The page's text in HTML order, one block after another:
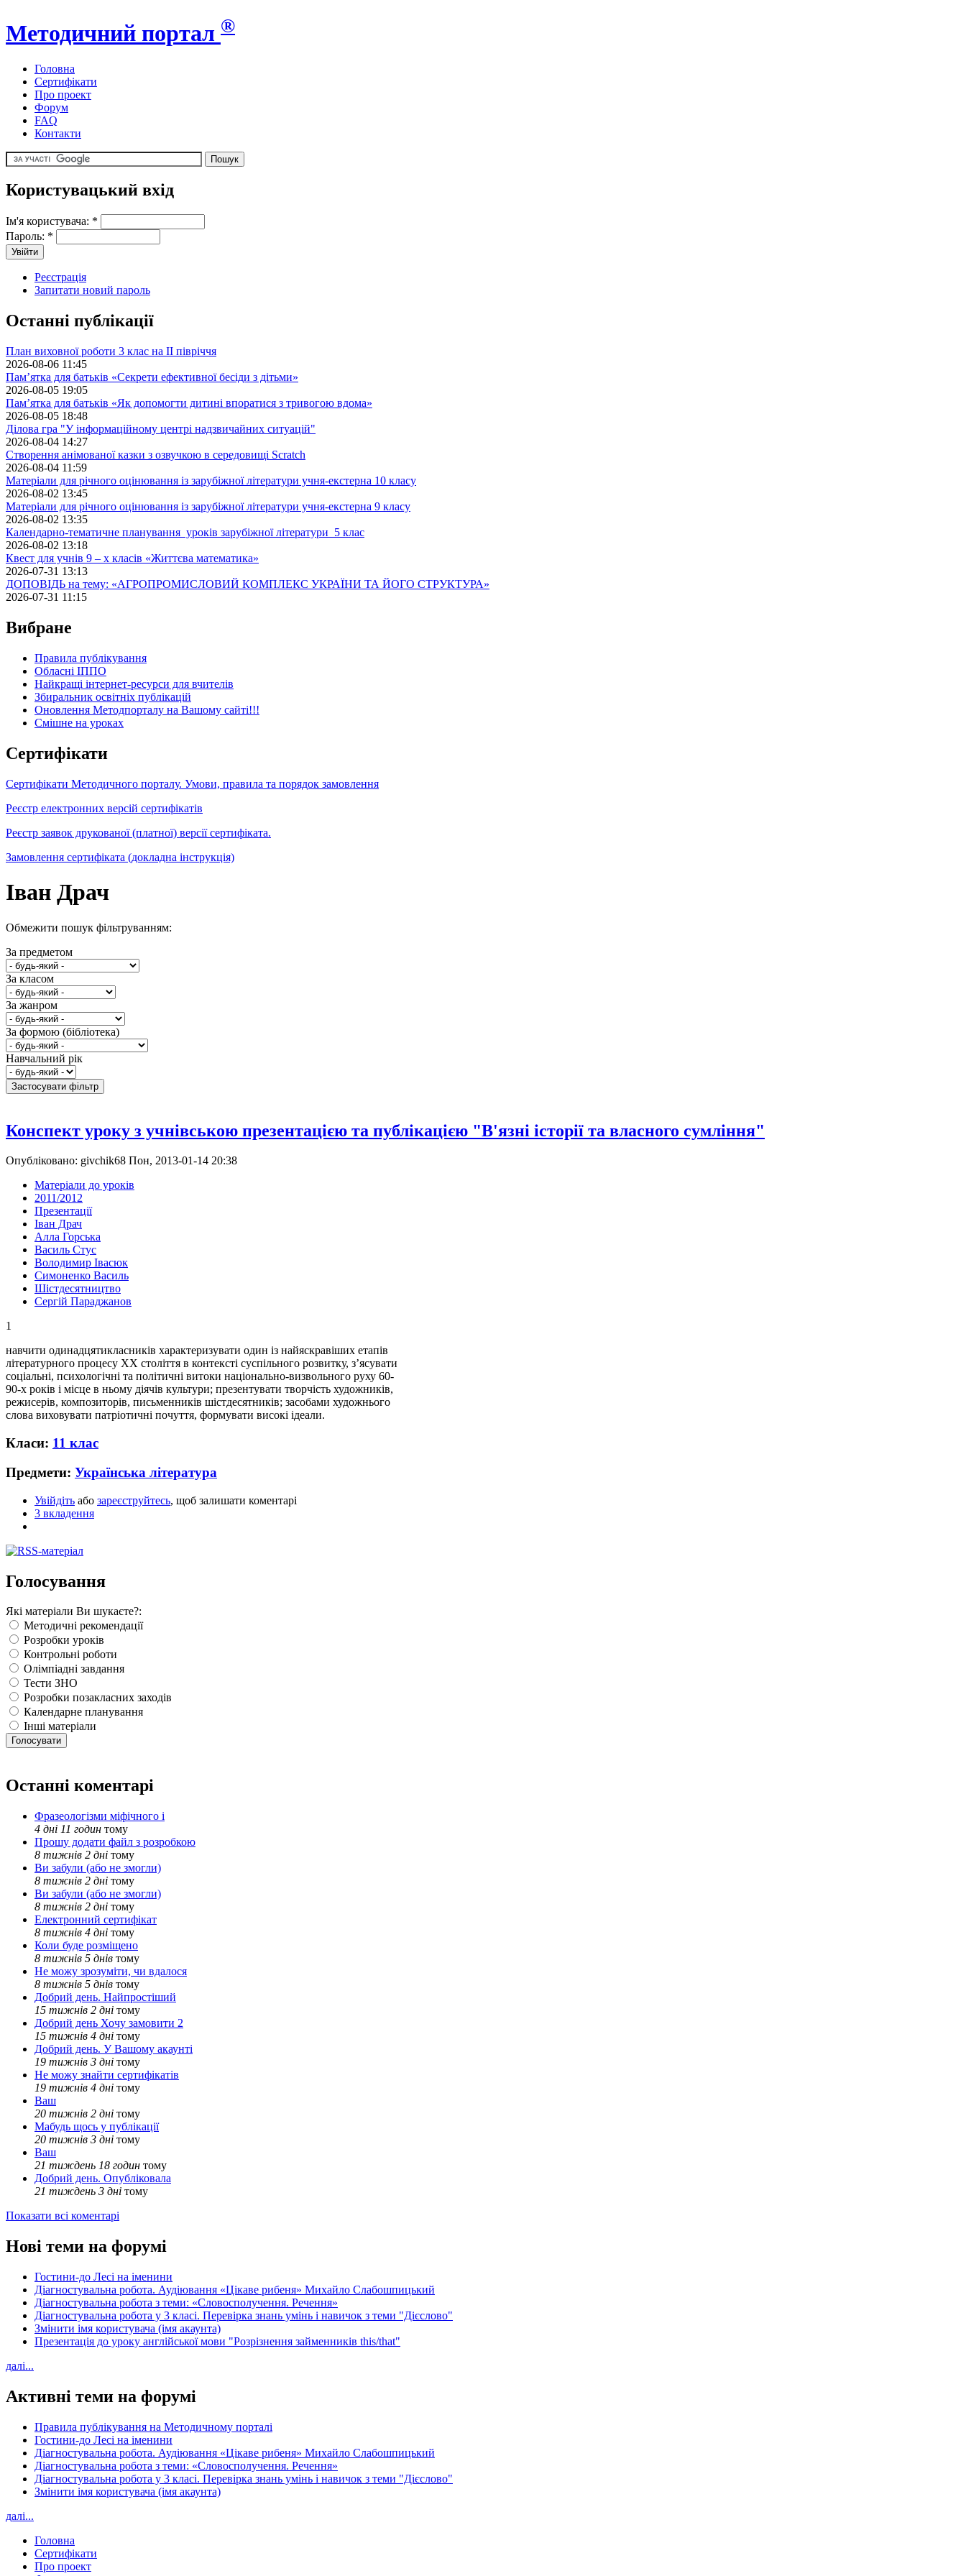
Методичний портал ®
Головна
Сертифікати
Про проект
Форум
FAQ
Контакти
Користувацький вхід
Ім'я користувача: *
Пароль: *
Реєстрація
Запитати новий пароль
Останні публікації
План виховної роботи 3 клас на II півріччя
2026-08-06 11:45
Пам’ятка для батьків «Секрети ефективної бесіди з дітьми»
2026-08-05 19:05
Пам’ятка для батьків «Як допомогти дитині впоратися з тривогою вдома»
2026-08-05 18:48
Ділова гра "У інформаційному центрі надзвичайних ситуацій"
2026-08-04 14:27
Створення анімованої казки з озвучкою в середовищі Scratch
2026-08-04 11:59
Матеріали для річного оцінювання із зарубіжної літератури учня-екстерна 10 класу
2026-08-02 13:45
Матеріали для річного оцінювання із зарубіжної літератури учня-екстерна 9 класу
2026-08-02 13:35
Календарно-тематичне планування уроків зарубіжної літератури 5 клас
2026-08-02 13:18
Квест для учнів 9 – х класів «Життєва математика»
2026-07-31 13:13
ДОПОВІДЬ на тему: «АГРОПРОМИСЛОВИЙ КОМПЛЕКС УКРАЇНИ ТА ЙОГО СТРУКТУРА»
2026-07-31 11:15
Вибране
Правила публікування
Обласні ІППО
Найкращі інтернет-ресурси для вчителів
Збиральник освітніх публікацій
Оновлення Методпорталу на Вашому сайті!!!
Cмішне на уроках
Сертифікати
Сертифікати Методичного порталу. Умови, правила та порядок замовлення
Реєстр електронних версій сертифікатів
Реєстр заявок друкованої (платної) версії сертифіката.
Замовлення сертифіката (докладна інструкція)
Іван Драч
Обмежити пошук фільтруванням:
За предметом
За класом
За жанром
За формою (бібліотека)
Навчальний рік
Конспект уроку з учнівською презентацією та публікацією "В'язні історії та власного сумління"
Опубліковано: givchik68 Пон, 2013-01-14 20:38
Матеріали до уроків
2011/2012
Презентації
Іван Драч
Алла Горська
Василь Стус
Володимир Івасюк
Симоненко Василь
Шістдесятництво
Сергій Параджанов
1
навчити одинадцятикласників характеризувати один із найяскравіших етапів
літературного процесу ХХ століття в контексті суспільного розвитку, з’ясувати
соціальні, психологічні та політичні витоки національно-визвольного руху 60-
90-х років і місце в ньому діячів культури; презентувати творчість художників,
режисерів, композиторів, письменників шістдесятників; засобами художнього
слова виховувати патріотичні почуття, формувати високі ідеали.
Класи: 11 клас
Предмети: Українська література
Увійдіть або зареєструйтесь, щоб залишати коментарі
3 вкладення
Голосування
Які матеріали Ви шукаєте?:
Методичні рекомендації
Розробки уроків
Контрольні роботи
Олімпіадні завдання
Тести ЗНО
Розробки позакласних заходів
Календарне планування
Інші матеріали
Останні коментарі
Фразеологізми міфічного і
4 дні 11 годин тому
Прошу додати файл з розробкою
8 тижнів 2 дні тому
Ви забули (або не змогли)
8 тижнів 2 дні тому
Ви забули (або не змогли)
8 тижнів 2 дні тому
Електронний сертифікат
8 тижнів 4 дні тому
Коли буде розміщено
8 тижнів 5 днів тому
Не можу зрозуміти, чи вдалося
8 тижнів 5 днів тому
Добрий день. Найпростіший
15 тижнів 2 дні тому
Добрий день Хочу замовити 2
15 тижнів 4 дні тому
Добрий день. У Вашому акаунті
19 тижнів 3 дні тому
Не можу знайти сертифікатів
19 тижнів 4 дні тому
Ваш
20 тижнів 2 дні тому
Мабудь щось у публікації
20 тижнів 3 дні тому
Ваш
21 тиждень 18 годин тому
Добрий день. Опубліковала
21 тиждень 3 дні тому
Показати всі коментарі
Нові теми на форумі
Гостини-до Лесі на іменини
Діагностувальна робота. Аудіювання «Цікаве рибеня» Михайло Слабошпицький
Діагностувальна робота з теми: «Словосполучення. Речення»
Діагностувальна робота у 3 класі. Перевірка знань умінь і навичок з теми "Дієслово"
Змінити імя користувача (імя акаунта)
Презентація до уроку англійської мови "Розрізнення займенників this/that"
далі...
Активні теми на форумі
Правила публікування на Методичному порталі
Гостини-до Лесі на іменини
Діагностувальна робота. Аудіювання «Цікаве рибеня» Михайло Слабошпицький
Діагностувальна робота з теми: «Словосполучення. Речення»
Діагностувальна робота у 3 класі. Перевірка знань умінь і навичок з теми "Дієслово"
Змінити імя користувача (імя акаунта)
далі...
Головна
Сертифікати
Про проект